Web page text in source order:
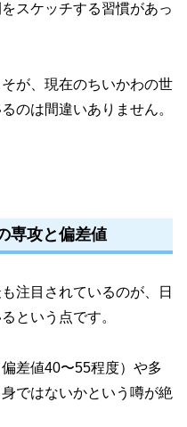
スケッチする習慣があっ
が、現在のちいかわの世
のは間違いありません。
専攻と偏差値
注目されているのが、日
という点です。
差値40〜55程度）や多
ではないかという噂が絶